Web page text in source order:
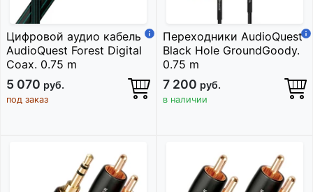
Цифровой аудио кабель
AudioQuest Forest Digital
Coax. 0.75 m
5 070 руб.
под заказ
Переходники AudioQuest
Black Hole GroundGoody.
0.75 m
7 200 руб.
в наличии